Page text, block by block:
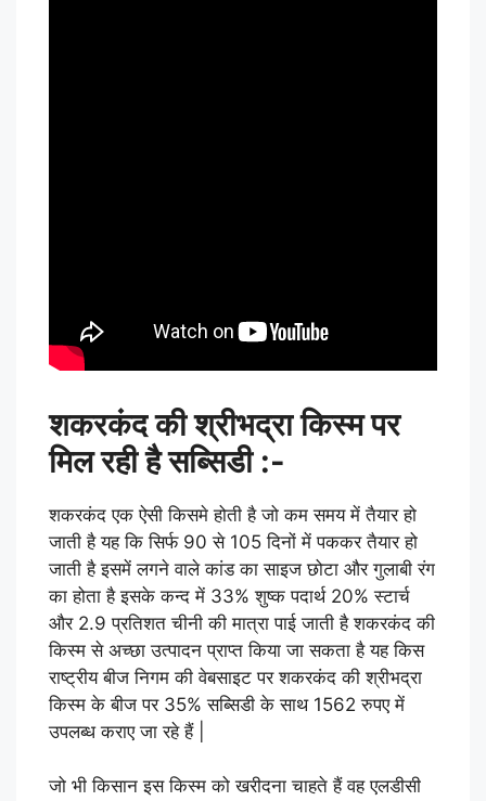
शकरकंद की श्रीभद्रा किस्म पर
मिल रही है सब्सिडी :-
शकरकंद एक ऐसी किसमे होती है जो कम समय में तैयार हो
जाती है यह कि सिर्फ 90 से 105 दिनों में पककर तैयार हो
जाती है इसमें लगने वाले कांड का साइज छोटा और गुलाबी रंग
का होता है इसके कन्द में 33% शुष्क पदार्थ 20% स्टार्च
और 2.9 प्रतिशत चीनी की मात्रा पाई जाती है शकरकंद की
किस्म से अच्छा उत्पादन प्राप्त किया जा सकता है यह किस
राष्ट्रीय बीज निगम की वेबसाइट पर शकरकंद की श्रीभद्रा
किस्म के बीज पर 35% सब्सिडी के साथ 1562 रुपए में
उपलब्ध कराए जा रहे हैं |
जो भी किसान इस किस्म को खरीदना चाहते हैं वह एलडीसी